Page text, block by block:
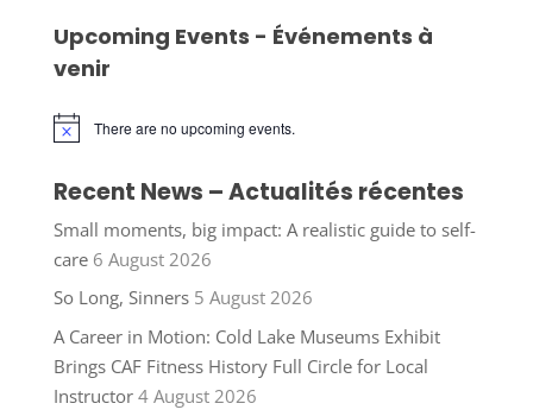
Upcoming Events - Événements à
venir
Notice There are no upcoming events.
Recent News – Actualités récentes
Small moments, big impact: A realistic guide to self-
care 6 August 2026
So Long, Sinners 5 August 2026
A Career in Motion: Cold Lake Museums Exhibit
Brings CAF Fitness History Full Circle for Local
Instructor 4 August 2026